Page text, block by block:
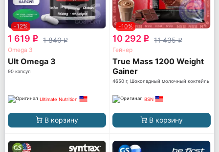
-12%
1 619 q 1 840q
Omega 3
Ult Omega 3
90 капсул
Ultimate Nutrition
В корзину
-10%
10 292 q 11 435q
Гейнер
True Mass 1200 Weight
Gainer
4650 г, Шоколадный молочный коктейль
BSN
В корзину